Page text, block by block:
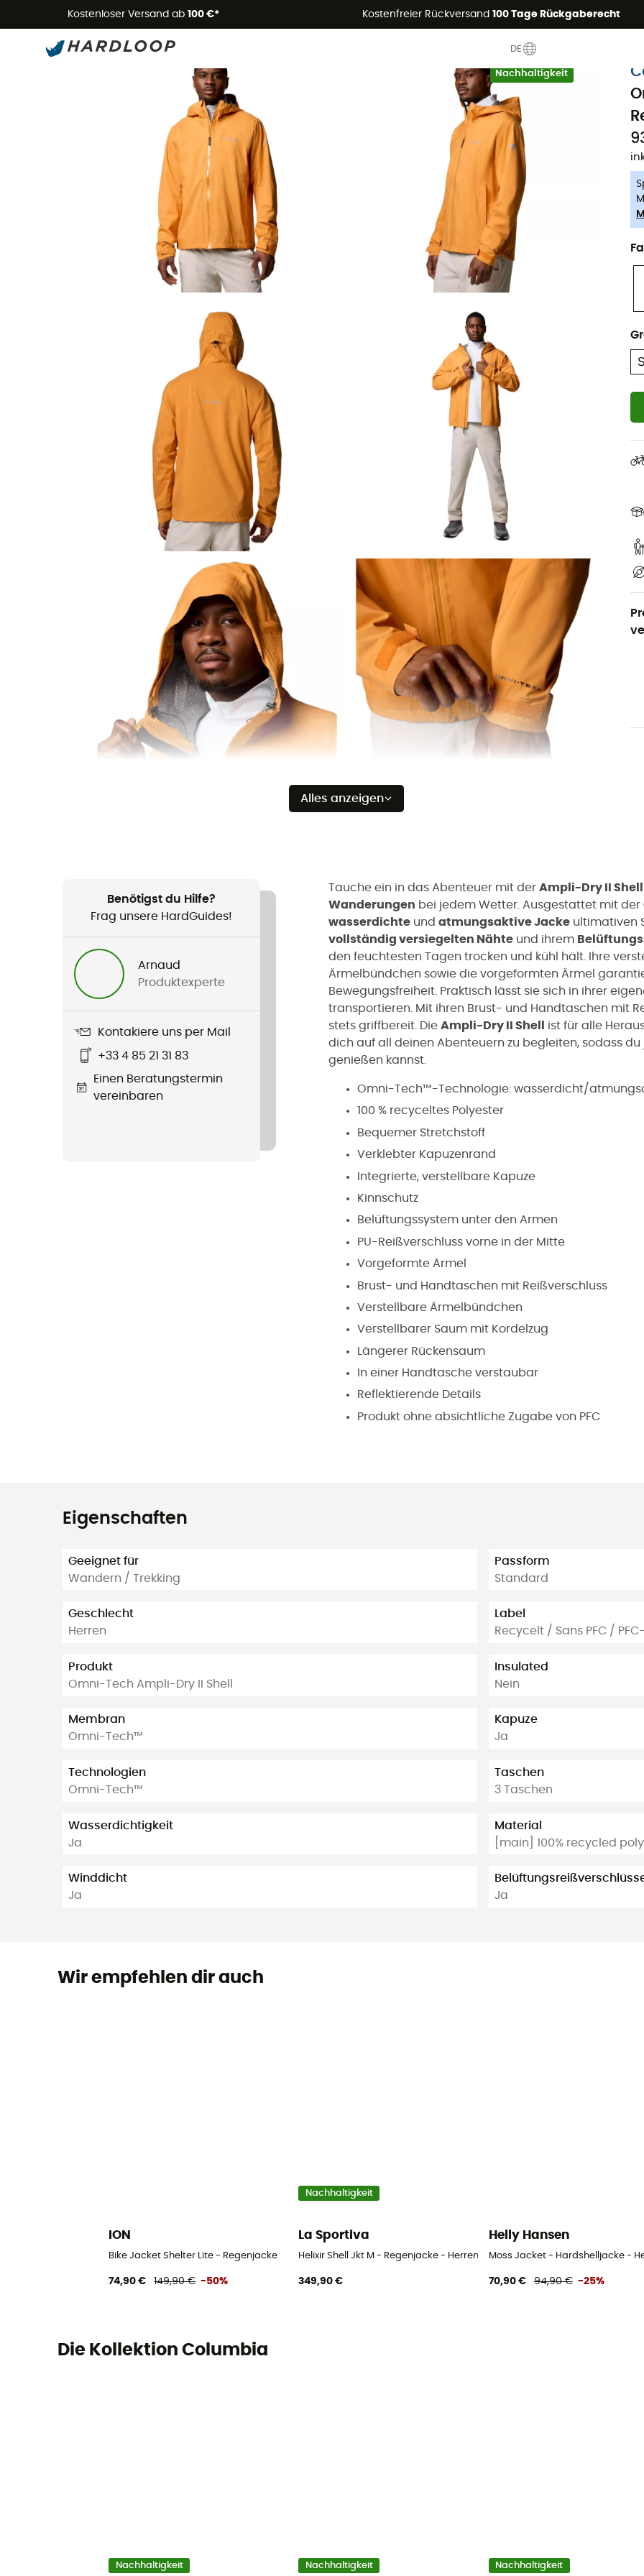
Kostenloser Versand ab 100 €* Kostenfreier Rückversand 100 Tage Rückgaberecht
DE
Sommerangebote🔥 -5% EXTRA ab 2 Produkten* Code Summer5
-5% Extra - Code Summer5
Nachhaltigkeit
Alles anzeigen
Benötigst du Hilfe?
Frag unsere HardGuides!
Arnaud
Produktexperte
Kontakiere uns per Mail
+33 4 85 21 31 83
Einen Beratungstermin
vereinbaren
Tauche ein in das Abenteuer mit der Ampli-Dry II
Wanderungen bei jedem Wetter. Ausgestattet mit der
wasserdichte und atmungsaktive Jacke ultimativen
vollständig versiegelten Nähte und ihrem
den feuchtesten Tagen trocken und kühl hält. Ihre
Ärmelbündchen sowie die vorgeformten Ärmel
Bewegungsfreiheit. Praktisch lässt sie sich in ihrer
transportieren. Mit ihren Brust- und Handtaschen mit
stets griffbereit. Die Ampli-Dry II Shell
ist für alle
dich auf all deinen Abenteuern zu begleiten, sodass
genießen kannst.
Omni-Tech™-Technologie: wasserdicht/
100 % recyceltes Polyester
Bequemer Stretchstoff
Verklebter Kapuzenrand
Integrierte, verstellbare Kapuze
Kinnschutz
Belüftungssystem unter den Armen
PU-Reißverschluss vorne in der Mitte
Vorgeformte Ärmel
Brust- und Handtaschen mit Reißverschluss
Verstellbare Ärmelbündchen
Verstellbarer Saum mit Kordelzug
Längerer Rückensaum
In einer Handtasche verstaubar
Reflektierende Details
Produkt ohne absichtliche Zugabe von PFC
Eigenschaften
Geeignet für
Wandern / Trekking
Geschlecht
Herren
Produkt
Omni-Tech Ampli-Dry II Shell
Membran
Omni-Tech™
Technologien
Omni-Tech™
Wasserdichtigkeit
Ja
Winddicht
Ja
Passform
Standard
Label
Recycelt / Sans PFC /
Insulated
Nein
Kapuze
Ja
Taschen
3 Taschen
Material
[main] 100% recycled
Ja
Wir empfehlen dir auch
ION
Bike Jacket Shelter Lite - Regenjacke
74,90 € 149,90 € -50%
Nachhaltigkeit
La Sportiva
Helixir Shell Jkt M - Regenjacke - Herren
349,90 €
Helly Hansen
Moss Jacket - Hardshelljacke -
70,90 € 94,90 € -25%
Die Kollektion Columbia
Nachhaltigkeit Nachhaltigkeit Nachhaltigkeit